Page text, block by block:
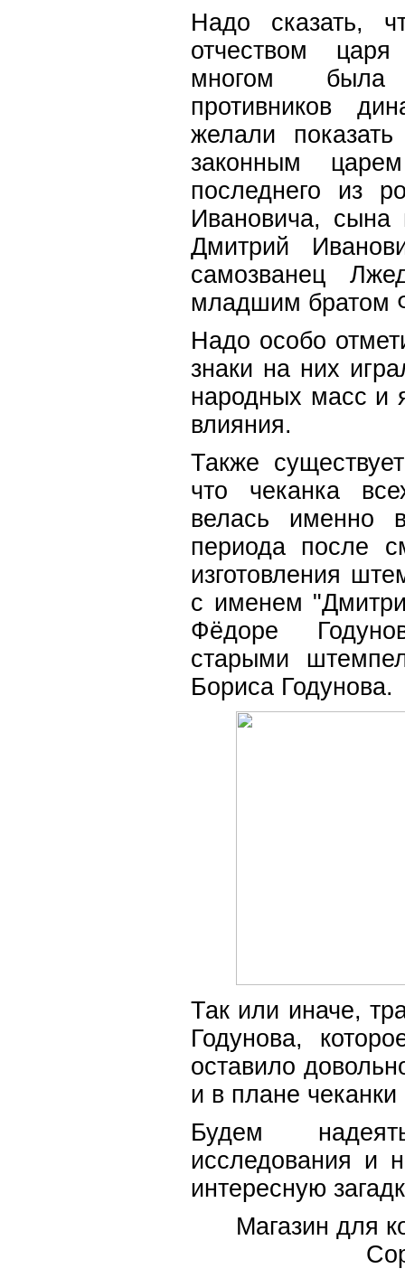
Надо сказать,
отчеством
многом была
противников
желали
законным
последнего из
Ивановича,
Дмитрий
самозванец
младшим братом
Надо особо
знаки на них
народных масс и
влияния.
Также
что чеканка
велась именно
периода после
изготовления
с именем
Фёдоре
старыми
Бориса Годунова.
Так или иначе,
Годунова,
оставило
и в плане
Будем
исследования и
интересную
Магазин для